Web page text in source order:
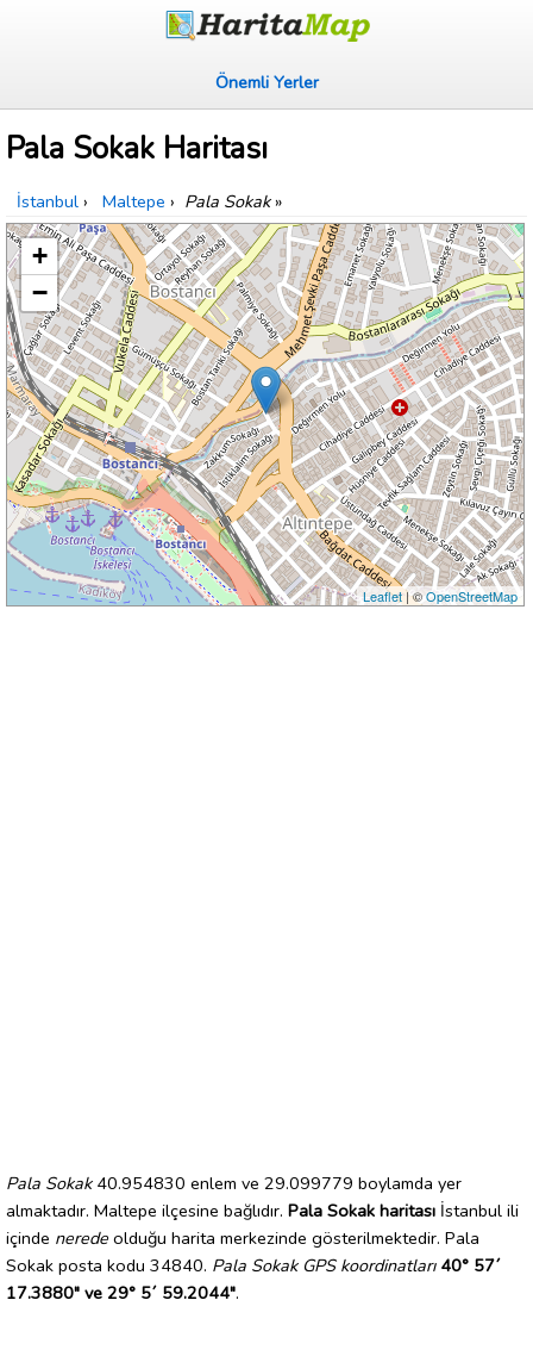
Önemli Yerler
Pala Sokak Haritası
İstanbul › Maltepe › Pala Sokak»
+
−
Leaflet| ©OpenStreetMap
Pala Sokak40.954830 enlem ve 29.099779 boylamda yer
almaktadır. Maltepe ilçesine bağlıdır. Pala Sokak haritası İstanbul ili
içinde nerede olduğu harita merkezinde gösterilmektedir. Pala
Sokak posta kodu 34840. Pala Sokak GPS koordinatları 40° 57´
17.3880" ve 29° 5´ 59.2044".